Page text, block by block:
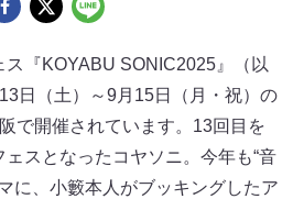
『KOYABU SONIC2025』（以
日（土）～9月15日（月・祝）の
で開催されています。13回目を
スとなったコヤソニ。今年も“音
に、小籔本人がブッキングしたア